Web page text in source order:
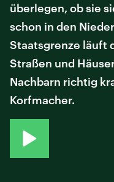
überlegen, ob sie
schon in den
Staatsgrenze läuft
Straßen und
Nachbarn richtig
Korfmacher.